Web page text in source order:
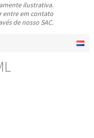
ilustrativa.
entre em contato
de nosso SAC.